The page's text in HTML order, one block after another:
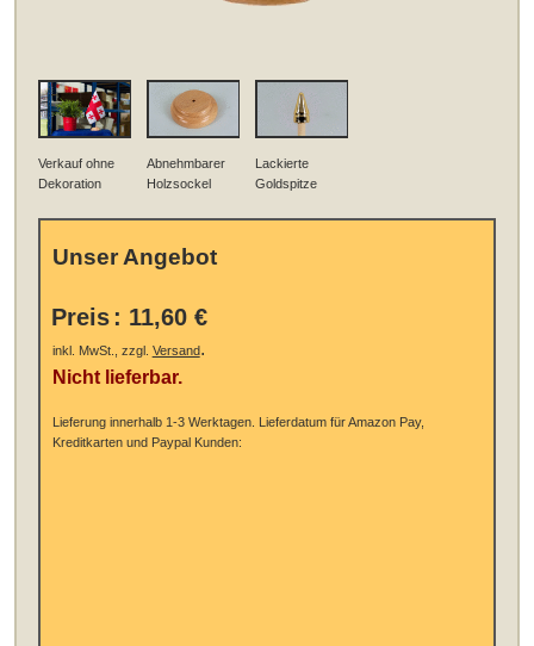
Verkauf ohne
Dekoration
Abnehmbarer
Holzsockel
Lackierte
Goldspitze
Unser Angebot
Preis : 11,60 €
inkl. MwSt., zzgl. Versand.
Nicht lieferbar.
Lieferung innerhalb 1-3 Werktagen.
Lieferdatum für Amazon Pay,
Kreditkarten und Paypal Kunden: